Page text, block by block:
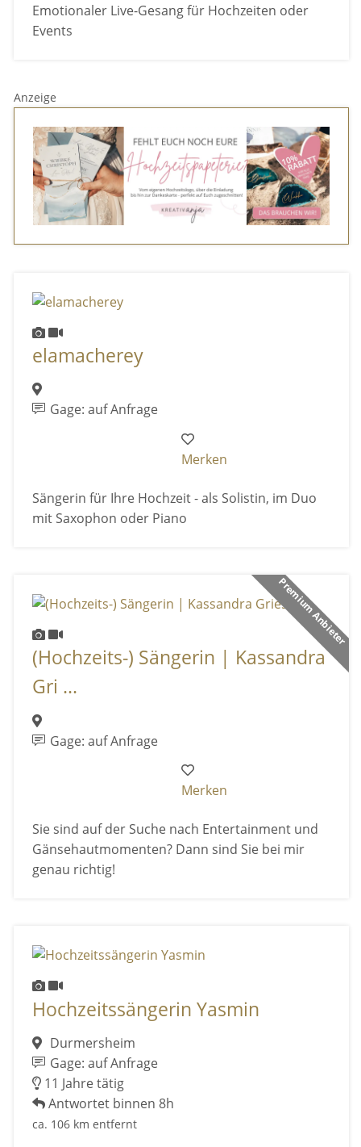
Emotionaler Live-Gesang für Hochzeiten oder
Events
Anzeige
elamacherey
Gage: auf Anfrage
Merken
Sängerin für Ihre Hochzeit - als Solistin, im Duo
mit Saxophon oder Piano
Premium Anbieter
(Hochzeits-) Sängerin | Kassandra
Gri ...
Gage: auf Anfrage
Merken
Sie sind auf der Suche nach Entertainment und
Gänsehautmomenten? Dann sind Sie bei mir
genau richtig!
Hochzeitssängerin Yasmin
Durmersheim
Gage: auf Anfrage
11 Jahre tätig
Antwortet binnen 8h
ca. 106 km entfernt